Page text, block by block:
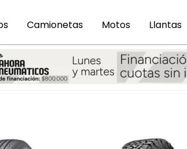
Camionetas Motos Llantas